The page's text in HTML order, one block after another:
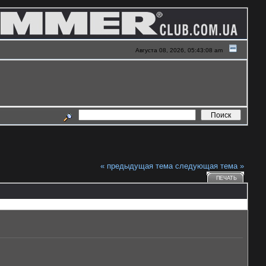
Августа 08, 2026, 05:43:08 am
« предыдущая тема следующая тема »
ПЕЧАТЬ